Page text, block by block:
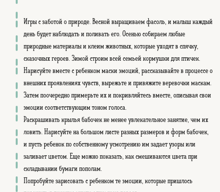
Игры с заботой о природе. Весной выращиваем фасоль, и малыш каждый
день будет наблюдать и поливать его. Осенью собираем любые
природные материалы и клеим животных, которые уходят в спячку,
сказочных героев. Зимой строим всей семьей кормушки для птичек.
Нарисуйте вместе с ребенком маски эмоций, рассказывайте в процессе о
внешних проявлениях чувств, вырежьте и привяжите веревочки маскам.
Затем поочередно примерьте их и покривляйтесь вместе, описывая свои
эмоции соответствующим тоном голоса.
Раскрашивать крылья бабочек не менее увлекательное занятие, чем их
ловить. Нарисуйте на большом листе разных размеров и форм бабочек,
и пусть ребенок по собственному усмотрению им задает узоры или
заливает цветом. Еще можно показать, как смешиваются цвета при
складывании бумаги пополам.
Попробуйте зарисовать с ребенком те эмоции, которые пришлось